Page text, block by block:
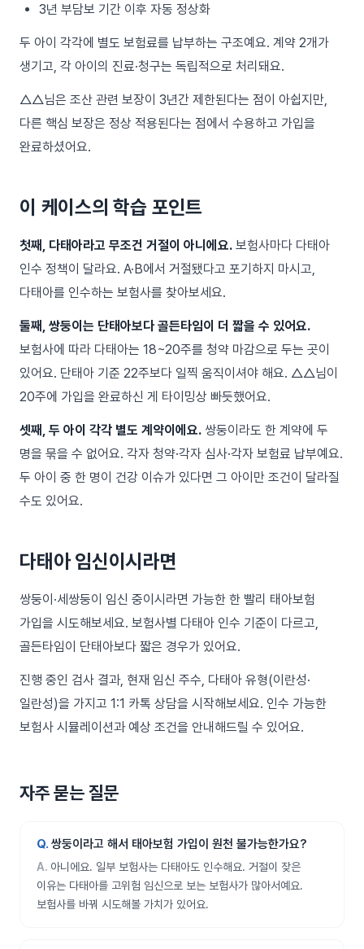
3년 부담보 기간 이후 자동 정상화
두 아이 각각에 별도 보험료를 납부하는 구조예요. 계약 2개가
생기고, 각 아이의 진료·청구는 독립적으로 처리돼요.
△△님은 조산 관련 보장이 3년간 제한된다는 점이 아쉽지만,
다른 핵심 보장은 정상 적용된다는 점에서 수용하고 가입을
완료하셨어요.
이 케이스의 학습 포인트
첫째, 다태아라고 무조건 거절이 아니에요. 보험사마다 다태아
인수 정책이 달라요. A·B에서 거절됐다고 포기하지 마시고,
다태아를 인수하는 보험사를 찾아보세요.
둘째, 쌍둥이는 단태아보다 골든타임이 더 짧을 수 있어요.
보험사에 따라 다태아는 18~20주를 청약 마감으로 두는 곳이
있어요. 단태아 기준 22주보다 일찍 움직이셔야 해요. △△님이
20주에 가입을 완료하신 게 타이밍상 빠듯했어요.
셋째, 두 아이 각각 별도 계약이에요. 쌍둥이라도 한 계약에 두
명을 묶을 수 없어요. 각자 청약·각자 심사·각자 보험료 납부예요.
두 아이 중 한 명이 건강 이슈가 있다면 그 아이만 조건이 달라질
수도 있어요.
다태아 임신이시라면
쌍둥이·세쌍둥이 임신 중이시라면 가능한 한 빨리 태아보험
가입을 시도해보세요. 보험사별 다태아 인수 기준이 다르고,
골든타임이 단태아보다 짧은 경우가 있어요.
진행 중인 검사 결과, 현재 임신 주수, 다태아 유형(이란성·
일란성)을 가지고 1:1 카톡 상담을 시작해보세요. 인수 가능한
보험사 시뮬레이션과 예상 조건을 안내해드릴 수 있어요.
자주 묻는 질문
쌍둥이라고 해서 태아보험 가입이 원천 불가능한가요?
아니에요. 일부 보험사는 다태아도 인수해요. 거절이 잦은
이유는 다태아를 고위험 임신으로 보는 보험사가 많아서예요.
보험사를 바꿔 시도해볼 가치가 있어요.